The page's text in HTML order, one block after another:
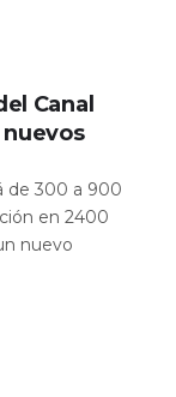
Canal
de 300 a 900
en 2400
nuevo